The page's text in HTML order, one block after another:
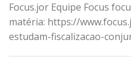
Focus.jor Equipe Focus
matéria: https://
estudam-fiscalizacao-